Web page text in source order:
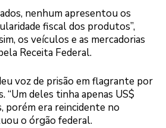
nenhum apresentou os
fiscal dos produtos”,
os veículos e as mercadorias
Receita Federal.
voz de prisão em flagrante por
“Um deles tinha apenas US$
porém era reincidente no
o órgão federal.